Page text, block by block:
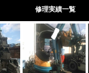
修理実績一覧